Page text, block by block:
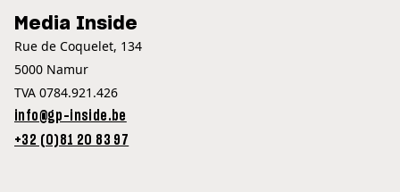
Media Inside
Rue de Coquelet, 134
5000 Namur
TVA 0784.921.426
info@gp-inside.be
+32 (0)81 20 83 97